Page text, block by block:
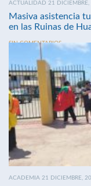
ACTUALIDAD 21
Masiva asistencia
en las Ruinas de
SIN COMENTARIOS
ACADEMIA 21 DICIEMBRE,